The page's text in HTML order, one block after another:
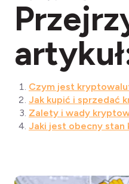
artykuł
Czym jest
Jak kupić i sprzedać
Zalety i wady
Jaki jest obecny stan